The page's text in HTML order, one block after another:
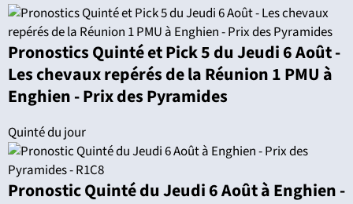
Pronostics Quinté et Pick 5 du Jeudi 6 Août -
Les chevaux repérés de la Réunion 1 PMU à
Enghien - Prix des Pyramides
Quinté du jour
Pronostic Quinté du Jeudi 6 Août à Enghien -